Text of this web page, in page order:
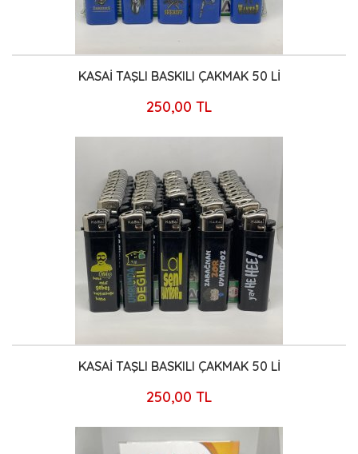
KASAİ TAŞLI BASKILI ÇAKMAK 50 Lİ
250,00 TL
KASAİ TAŞLI BASKILI ÇAKMAK 50 Lİ
250,00 TL